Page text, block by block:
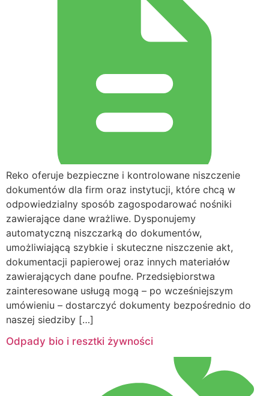
Reko oferuje bezpieczne i kontrolowane niszczenie
dokumentów dla firm oraz instytucji, które chcą w
odpowiedzialny sposób zagospodarować nośniki
zawierające dane wrażliwe. Dysponujemy
automatyczną niszczarką do dokumentów,
umożliwiającą szybkie i skuteczne niszczenie akt,
dokumentacji papierowej oraz innych materiałów
zawierających dane poufne. Przedsiębiorstwa
zainteresowane usługą mogą – po wcześniejszym
umówieniu – dostarczyć dokumenty bezpośrednio do
naszej siedziby […]
Odpady bio i resztki żywności